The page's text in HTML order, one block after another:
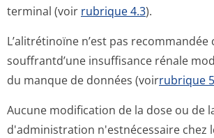
terminal (voir rubrique 4.3).
L’alitrétinoïne n’est pas recommandée
souffrantd’une insuffisance rénale
du manque de données (voirrubrique
Aucune modification de la dose ou de
d'administration n'estnécessaire chez